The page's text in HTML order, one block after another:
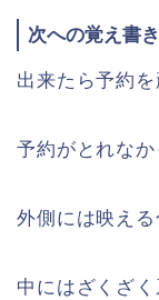
次への覚え書き
出来たら予約を
予約がとれな
外側には映え
中にはざくざ